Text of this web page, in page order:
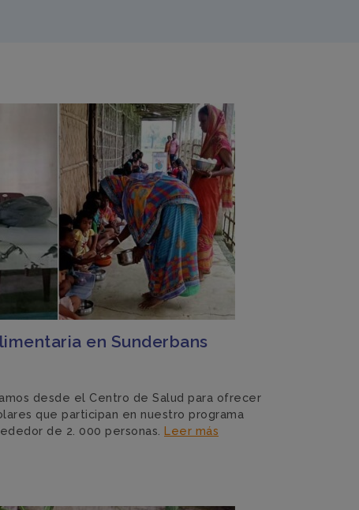
en Sunderbans
desde el Centro de Salud para ofrecer
que participan en nuestro programa
de 2. 000 personas. Leer más